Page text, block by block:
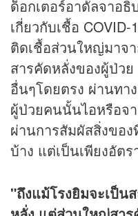
ด็อกเตอร์อาดัลจาอ
เกี่ยวกับเชื้อ
ติดเชื้อส่วนใหญ่มาจ
สารคัดหลั่งของผู้ป่ว
อื่นๆโดยตรง ผ่านท
ผู้ป่วยคนนั้นไอหรือจ
ผ่านการสัมผัสสิ่งขอ
บ้าง แต่เป็นเพียงอัต
"ถึงแม้โรงยิมจะเป็น